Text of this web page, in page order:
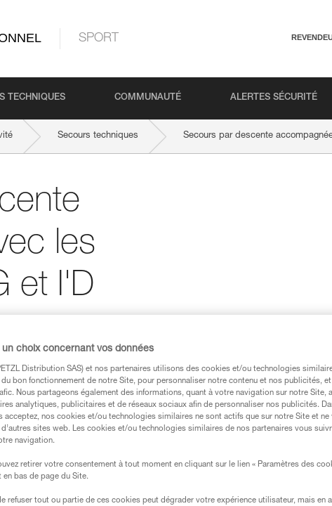
SPORT
TECHNIQUES COMMUNAUTÉ ALERTES SÉCURITÉ
Secours techniques Secours par descente
les
et I'D
dans un harnais doit être traitée
par une descente accompagnée opérée
des produits utilisés dans ce conseil avant de le
de la notice technique pour pouvoir
formation et un entraînement spécifique. Validez avec
un choix concernant vos données
Distribution SAS) et nos partenaires utilisons des cookies et/ou technologies
du bon fonctionnement de notre Site, pour personnaliser notre contenu et nos publicités,
Nous partageons également des informations, quant à votre navigation sur notre Site,
analytiques, publicitaires et de réseaux sociaux afin de personnaliser nos publicités.
acceptez, nos cookies et/ou technologies similaires ne sont actifs que sur notre Site et ne
d’autres sites web. Les cookies et/ou technologies similaires de nos partenaires vous
navigation.
retirer votre consentement à tout moment en cliquant sur le lien « Paramètres des
en bas de page du Site.
refuser tout ou partie de ces cookies peut dégrader votre expérience utilisateur, mais en